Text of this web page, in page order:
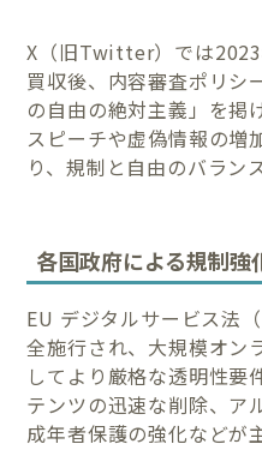
X（旧Twitter）では
買収後、内容審査ポリシ
の自由の絶対主義」を掲
スピーチや虚偽情報の増
り、規制と自由のバラン
各国政府による規制強
EU デジタルサービス法
全施行され、大規模オン
してより厳格な透明性要
テンツの迅速な削除、ア
成年者保護の強化などが